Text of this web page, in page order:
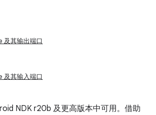
及其输出端口
及其输入端口
NDK r20b 及更高版本中可用。借助